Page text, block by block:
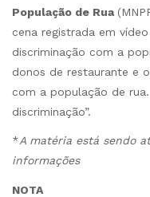
População de Rua
cena registrada em
discriminação com a
donos de restaurante e
com a população de
discriminação”.
*A matéria está sendo
informações
NOTA